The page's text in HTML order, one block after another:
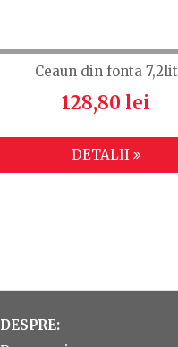
Ceaun din fonta 7,2lit
128,80 lei
DETALII
DESPRE: